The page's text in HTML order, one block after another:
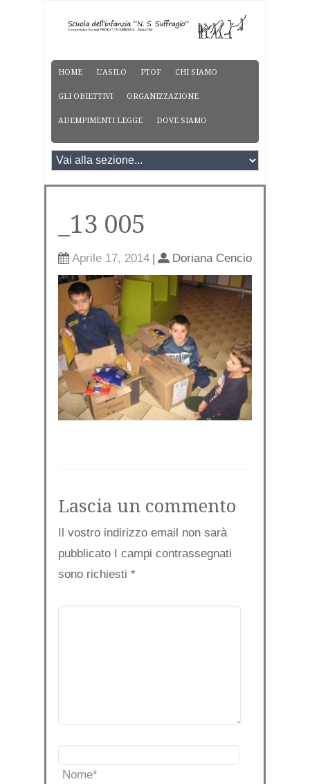
HOME L’ASILO PTOF CHI SIAMO
GLI OBIETTIVI ORGANIZZAZIONE
ADEMPIMENTI LEGGE DOVE SIAMO
_13 005
Aprile 17, 2014 | Doriana Cencio
Lascia un commento
Il vostro indirizzo email non sarà
pubblicato I campi contrassegnati
sono richiesti *
Nome*